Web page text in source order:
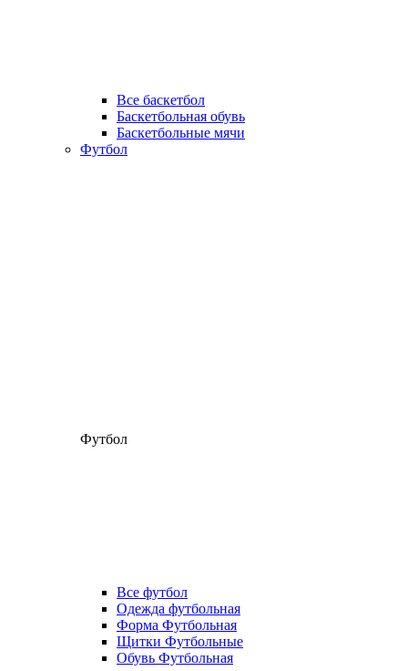
Все баскетбол
Баскетбольная обувь
Баскетбольные мячи
Футбол
Футбол
Все футбол
Одежда футбольная
Форма Футбольная
Щитки Футбольные
Обувь Футбольная